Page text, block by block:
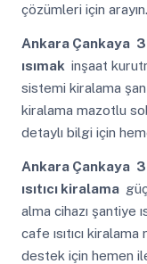
çözümleri için arayın.
Ankara Çankaya
ısımak inşaat
sistemi kiralama
kiralama mazotlu
detaylı bilgi için
Ankara Çankaya
ısıtıcı kiralama
alma cihazı şantiye
cafe ısıtıcı
destek için hemen